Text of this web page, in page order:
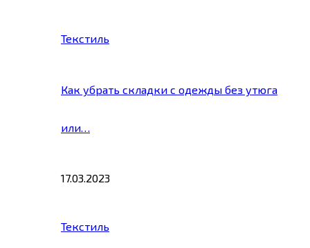
Текстиль
Как убрать складки с одежды без утюга
или…
17.03.2023
Текстиль